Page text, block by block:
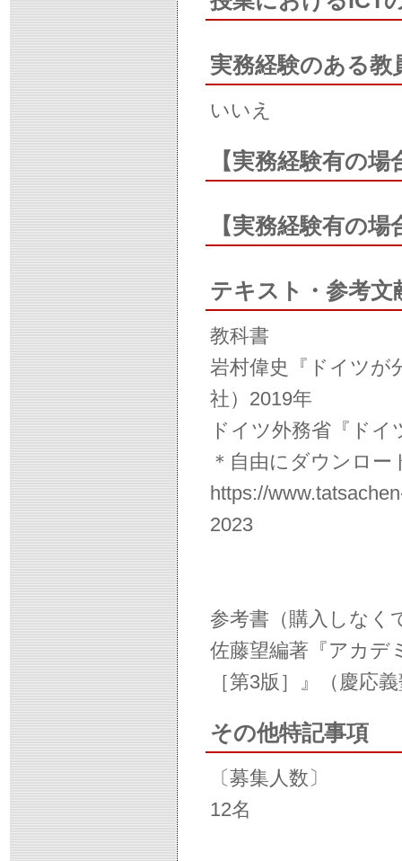
実務経験のある教
いいえ
【実務経験有の
【実務経験有の
テキスト・参考文
教科書
岩村偉史『ドイツが
社）2019年
ドイツ外務省『ドイ
＊自由にダウンロー
https://
2023
参考書（購入しなく
佐藤望編著『アカデ
［第3版］』（慶応
その他特記事項
〔募集人数〕
12名